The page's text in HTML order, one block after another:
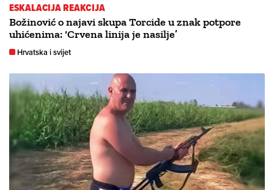
ESKALACIJA REAKCIJA
Božinović o najavi skupa Torcide u znak potpore
uhićenima: ‘Crvena linija je nasilje’
Hrvatska i svijet